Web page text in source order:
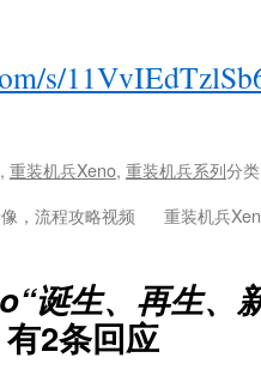
s/
, 重装机兵Xeno, 重装机兵系列分
，流程攻略视频 重装机兵
诞生、再生、
2条回应